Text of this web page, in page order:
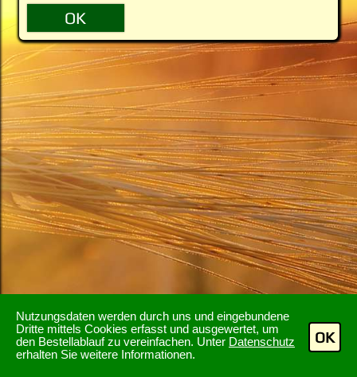
Nutzungsdaten werden durch uns und eingebundene
Dritte mittels Cookies erfasst und ausgewertet, um
den Bestellablauf zu vereinfachen. Unter Datenschutz
erhalten Sie weitere Informationen.
OK